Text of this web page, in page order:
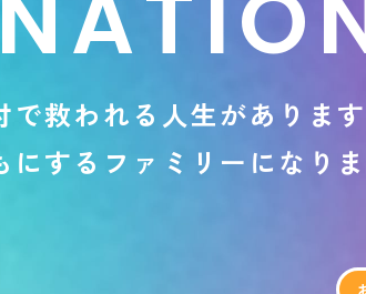
で救われる 人生があ り ま す
にする フ ァ ミ リ ー に な り ま